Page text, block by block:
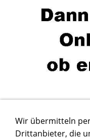
Wir übermitteln
Drittanbieter, die